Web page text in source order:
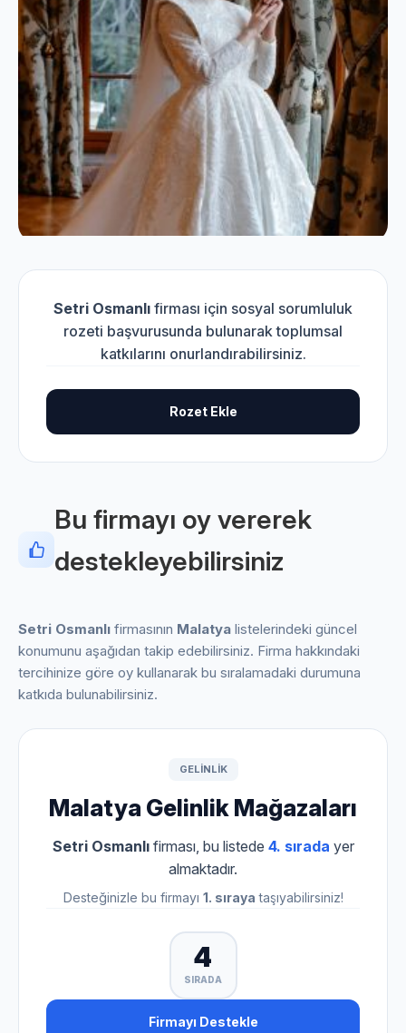
Setri Osmanlı firması için sosyal sorumluluk
rozeti başvurusunda bulunarak toplumsal
katkılarını onurlandırabilirsiniz.
Rozet Ekle
Bu firmayı oy vererek
destekleyebilirsiniz
Setri Osmanlı firmasının Malatya listelerindeki güncel
konumunu aşağıdan takip edebilirsiniz. Firma hakkındaki
tercihinize göre oy kullanarak bu sıralamadaki durumuna
katkıda bulunabilirsiniz.
GELINLIK
Malatya Gelinlik Mağazaları
Setri Osmanlıfirması, bu listede 4. sırada yer
almaktadır.
Desteğinizle bu firmayı 1. sıraya taşıyabilirsiniz!
4
SIRADA
Firmayı Destekle